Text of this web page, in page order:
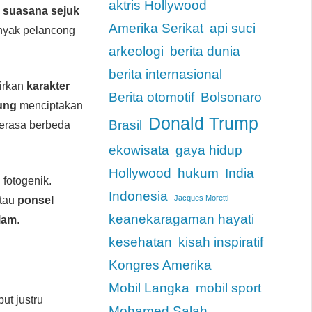
suasana sejuk
pelancong
karakter
menciptakan
berbeda
ponsel
.
justru
aktris Hollywood
Amerika Serikat api suci
arkeologi berita dunia
berita internasional
Berita otomotif Bolsonaro
Brasil
Donald Trump
ekowisata gaya hidup
Hollywood
hukum India
Indonesia
Jacques Moretti
keanekaragaman hayati
kesehatan
kisah inspiratif
Kongres Amerika
Mobil Langka mobil sport